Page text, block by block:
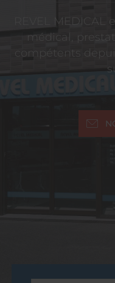
REVEL
médical,
compétents